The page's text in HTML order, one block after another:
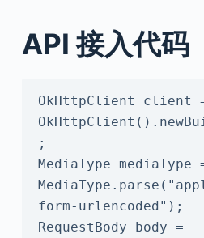
API 接入代码
OkHttpClient client
;
MediaType mediaType
form-urlencoded");
RequestBody body =